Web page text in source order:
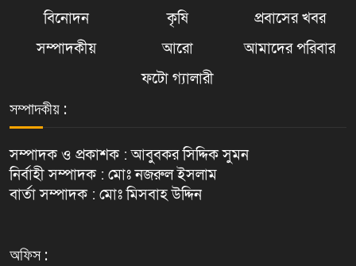
বিনোদন
কৃষি
প্রবাসের খবর
সম্পাদকীয়
আরো
আমাদের পরিবার
ফটো গ্যালারী
সম্পাদকীয় :
সম্পাদক ও প্রকাশক : আবুবকর সিদ্দিক সুমন
নির্বাহী সম্পাদক : মোঃ নজরুল ইসলাম
বার্তা সম্পাদক : মোঃ মিসবাহ উদ্দিন
অফিস :